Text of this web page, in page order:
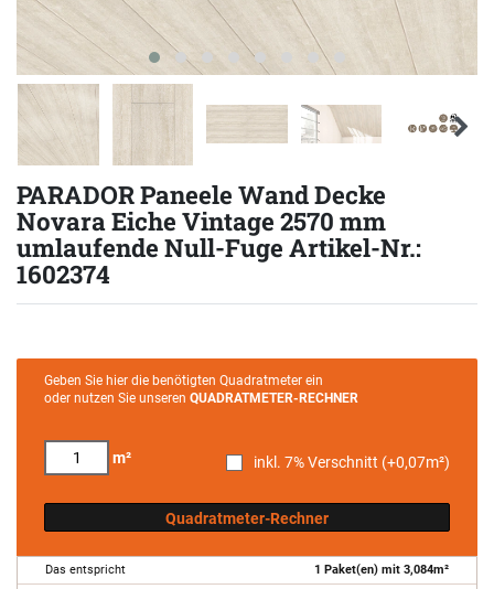
PARADOR Paneele Wand Decke
Novara Eiche Vintage 2570 mm
umlaufende Null-Fuge Artikel-Nr.:
1602374
Geben Sie hier die benötigten Quadratmeter ein
oder nutzen Sie unseren QUADRATMETER-RECHNER
m² inkl. 7% Verschnitt (+0,07m²)
Quadratmeter-Rechner
Das entspricht 1 Paket(en) mit 3,084m²